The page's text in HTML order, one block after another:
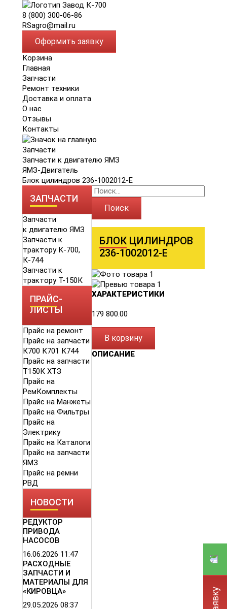
8 (800) 300-06-86
RSagro@mail.ru
Оформить заявку
Корзина
Главная
Запчасти
Ремонт техники
Доставка и оплата
О нас
Отзывы
Контакты
Запчасти
Запчасти к двигателю ЯМЗ
ЯМЗ-Двигатель
Блок цилиндров 236-1002012-Е
ЗАПЧАСТИ
Запчасти
к двигателю ЯМЗ
Запчасти к
трактору К-700,
К-744
Запчасти к
трактору Т-150К
ПРАЙС-
ЛИСТЫ
Прайс на ремонт
Прайс на запчасти
К700 К701 К744
Прайс на запчасти
Т150К ХТЗ
Прайс на
РемКомплекты
Прайс на Манжеты
Прайс на Фильтры
Прайс на
Электрику
Прайс на Каталоги
Прайс на запчасти
ЯМЗ
Прайс на ремни
РВД
НОВОСТИ
РЕДУКТОР
ПРИВОДА
НАСОСОВ
16.06.2026 11:47
РАСХОДНЫЕ
ЗАПЧАСТИ И
МАТЕРИАЛЫ ДЛЯ
«КИРОВЦА»
29.05.2026 08:37
Поиск
БЛОК ЦИЛИНДРОВ
236-1002012-Е
ХАРАКТЕРИСТИКИ
179 800.00
В корзину
ОПИСАНИЕ